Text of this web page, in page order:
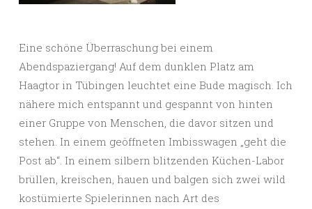
Eine schöne Überraschung bei einem
Abendspaziergang! Auf dem dunklen Platz am
Haagtor in Tübingen leuchtet eine Bude magisch. Ich
nähere mich entspannt und gespannt von hinten
einer Gruppe von Menschen, die davor sitzen und
stehen. In einem geöffneten Imbisswagen „geht die
Post ab“. In einem silbern blitzenden Küchen-Labor
brüllen, kreischen, hauen und balgen sich zwei wild
kostümierte Spielerinnen nach Art des